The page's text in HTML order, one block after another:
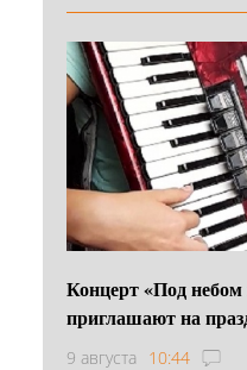
Концерт «Под
приглашают на
9 августа 10:44